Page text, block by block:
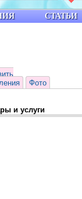
Фото
и услуги
СТАТЬИ